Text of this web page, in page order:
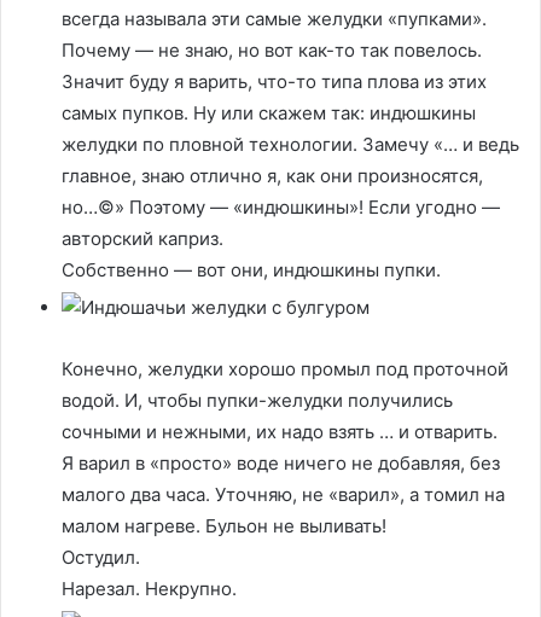
всегда называла эти самые желудки «пупками».
Почему — не знаю, но вот как-то так повелось.
Значит буду я варить, что-то типа плова из этих
самых пупков. Ну или скажем так: индюшкины
желудки по пловной технологии. Замечу «… и ведь
главное, знаю отлично я, как они произносятся,
но…©» Поэтому — «индюшкины»! Если угодно —
авторский каприз.
Собственно — вот они, индюшкины пупки.
Конечно, желудки хорошо промыл под проточной
водой. И, чтобы пупки-желудки получились
сочными и нежными, их надо взять … и отварить.
Я варил в «просто» воде ничего не добавляя, без
малого два часа. Уточняю, не «варил», а томил на
малом нагреве. Бульон не выливать!
Остудил.
Нарезал. Некрупно.